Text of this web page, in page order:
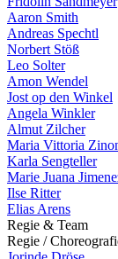
Aaron Smith
Andreas Spechtl
Norbert Stöß
Leo Solter
Amon Wendel
Jost op den Winkel
Angela Winkler
Almut Zilcher
Maria Vittoria
Karla Sengteller
Marie Juana
Ilse Ritter
Elias Arens
Regie & Team
Regie / Choreografi